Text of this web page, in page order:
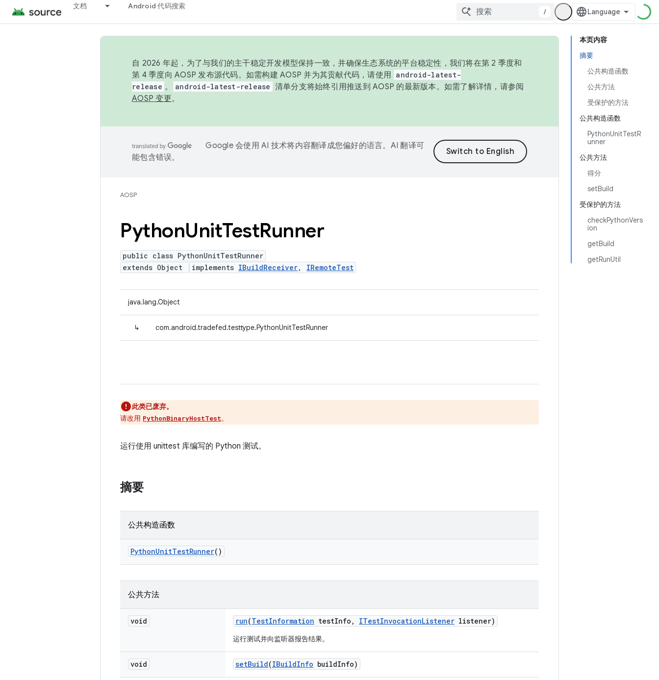
文档 Android 代码搜索
/
本页内容
摘要
公共构造函数
公共方法
受保护的方法
公共构造函数
PythonUnitTestR
unner
公共方法
得分
setBuild
受保护的方法
checkPythonVers
ion
getBuild
getRunUtil
自 2026 年起，为了与我们的主干稳定开发模型保持一致，并确保生态系统的平台稳定性，我们将在第 2 季度和
第 4 季度向 AOSP 发布源代码。如需构建 AOSP 并为其贡献代码，请使用 android-latest-
release 。 android-latest-release 清单分支将始终引用推送到 AOSP 的最新版本。如需了解详情，请参阅
AOSP 变更。
Google 会使用 AI 技术将内容翻译成您偏好的语言。AI 翻译可
能包含错误。
AOSP
PythonUnitTestRunner
public class PythonUnitTestRunner
extends Object
implements IBuildReceiver, IRemoteTest
java.lang.Object
↳ com.android.tradefed.testtype.PythonUnitTestRunner
此类已废弃。
请改用 PythonBinaryHostTest。
运行使用 unittest 库编写的 Python 测试。
摘要
公共构造函数
PythonUnitTestRunner()
公共方法
void run(TestInformation testInfo , ITestInvocationListener listener)
运行测试并向监听器报告结果。
void setBuild(IBuildInfo buildInfo)